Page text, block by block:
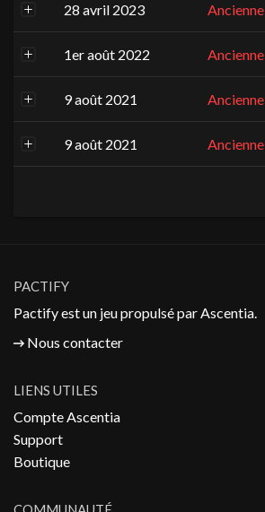
28 avril 2023
1er août 2022
9 août 2021
9 août 2021
PACTIFY
Pactify est un jeu propulsé parAscentia.
Nous contacter
LIENS UTILES
Compte Ascentia
Support
Boutique